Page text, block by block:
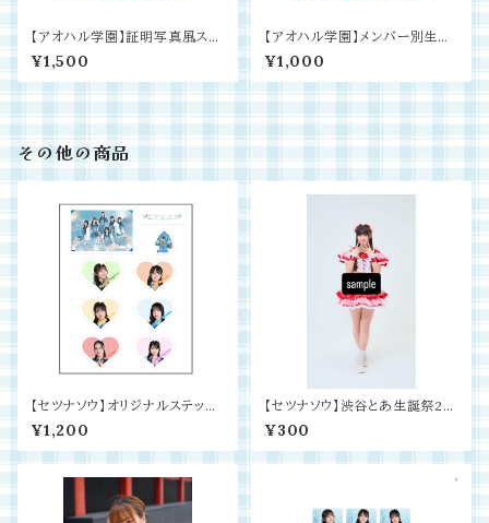
【アオハル学園】証明写真風ステ
ッカー
¥1,500
【アオハル学園】メンバー別生写
真セット
¥1,000
その他の商品
【セツナソウ】オリジナルステッカ
ー vol.1
¥1,200
【セツナソウ】渋谷とあ生誕祭20
26 写真
¥300